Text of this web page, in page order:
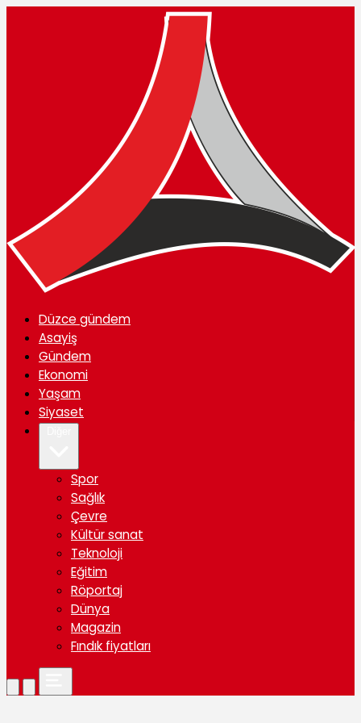
Düzce gündem
Asayiş
Gündem
Ekonomi
Yaşam
Siyaset
Spor
Sağlık
Çevre
Kültür sanat
Teknoloji
Eğitim
Röportaj
Dünya
Magazin
Fındık fiyatları